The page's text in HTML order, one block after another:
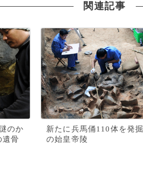
関連記事
のか
骨
新たに兵馬俑110体を発
の始皇帝陵